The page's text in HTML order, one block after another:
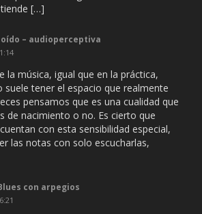
[…]
– audioperceptiva
la música, igual que en la práctica,
tener el espacio que realmente
pensamos que es una cualidad que
de nacimiento o no. Es cierto que
con esta sensibilidad especial,
las notas con solo escucharlas,
con arpegios